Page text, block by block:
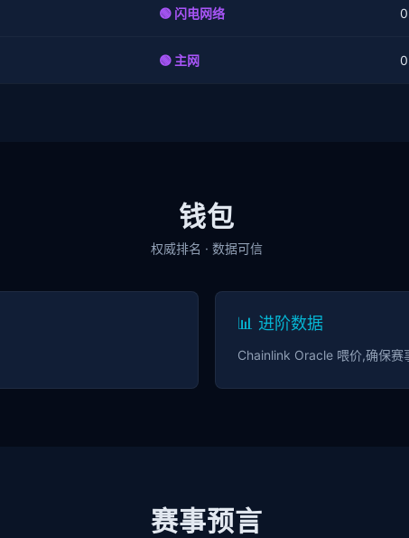
🟢 闪电网络
🟢 主网
钱包
权威排名 · 数据可信
📊 进阶数据
Chainlink Oracle 喂价,确保赛
赛事预言